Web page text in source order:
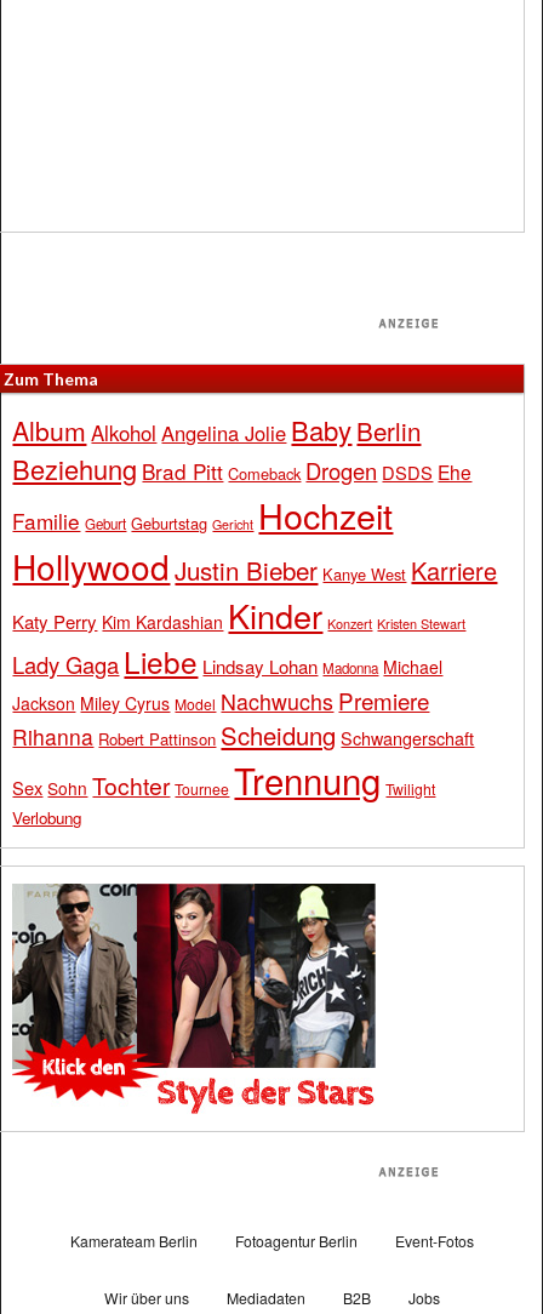
Zum Thema
Album Alkohol Angelina Jolie BabyBerlin
Beziehung Brad Pitt Comeback Drogen DSDS Ehe
Familie Geburt Geburtstag Gericht Hochzeit
Hollywood Justin Bieber Kanye West Karriere
Katy Perry Kim Kardashian Kinder Konzert Kristen Stewart
Lady Gaga Liebe Lindsay Lohan Madonna Michael
Jackson Miley Cyrus Model Nachwuchs Premiere
Rihanna Robert Pattinson Scheidung Schwangerschaft
Sex Sohn Tochter Tournee Trennung Twilight
Verlobung
Kamerateam Berlin Fotoagentur Berlin Event-Fotos
Wir über uns Mediadaten B2B Jobs